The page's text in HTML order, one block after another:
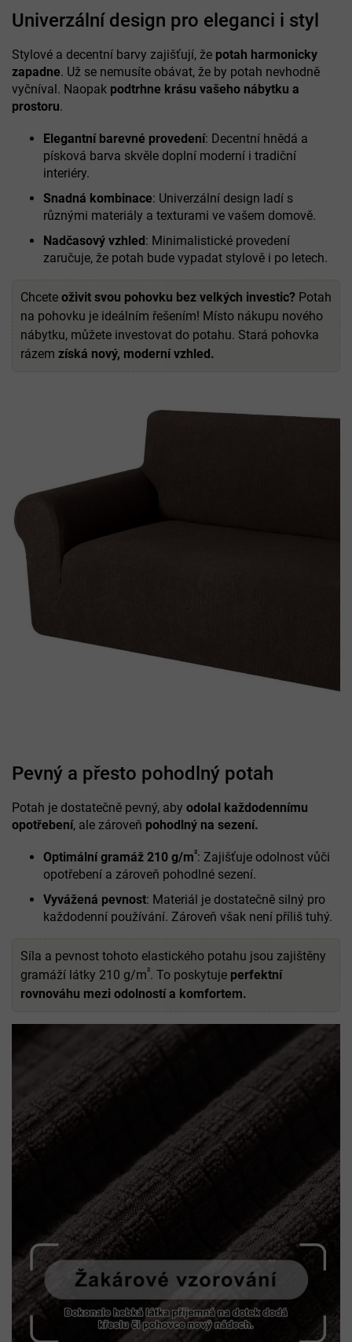
Univerzální design pro eleganci i styl
Stylové a decentní barvy zajišťují, že potah harmonicky
zapadne. Už se nemusíte obávat, že by potah nevhodně
vyčníval. Naopak podtrhne krásu vašeho nábytku a
prostoru.
Elegantní barevné provedení: Decentní hnědá a
písková barva skvěle doplní moderní i tradiční
interiéry.
Snadná kombinace: Univerzální design ladí s
různými materiály a texturami ve vašem domově.
Nadčasový vzhled: Minimalistické provedení
zaručuje, že potah bude vypadat stylově i po letech.
Chcete oživit svou pohovku bez velkých investic? Potah
na pohovku je ideálním řešením! Místo nákupu nového
nábytku, můžete investovat do potahu. Stará pohovka
rázem získá nový, moderní vzhled.
Pevný a přesto pohodlný potah
Potah je dostatečně pevný, aby odolal každodennímu
opotřebení, ale zároveň pohodlný na sezení.
Optimální gramáž 210 g/m²: Zajišťuje odolnost vůči
opotřebení a zároveň pohodlné sezení.
Vyvážená pevnost: Materiál je dostatečně silný pro
každodenní používání. Zároveň však není příliš tuhý.
Síla a pevnost tohoto elastického potahu jsou zajištěny
gramáží látky 210 g/m². To poskytuje perfektní
rovnováhu mezi odolností a komfortem.